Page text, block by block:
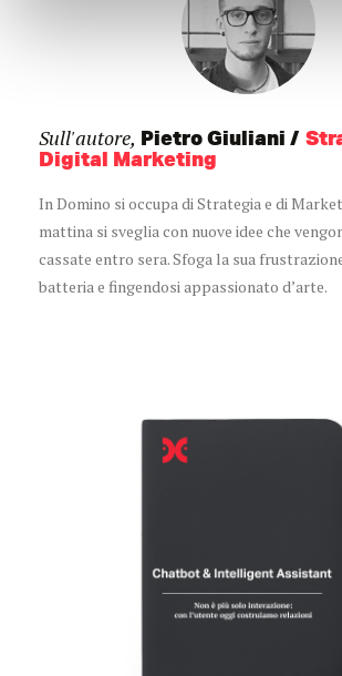
Sull'autore, Pietro Giuliani
Digital Marketing
In Domino si occupa di Strategia e di
mattina si sveglia con nuove idee che
cassate entro sera. Sfoga la sua
batteria e fingendosi appassionato d’arte.